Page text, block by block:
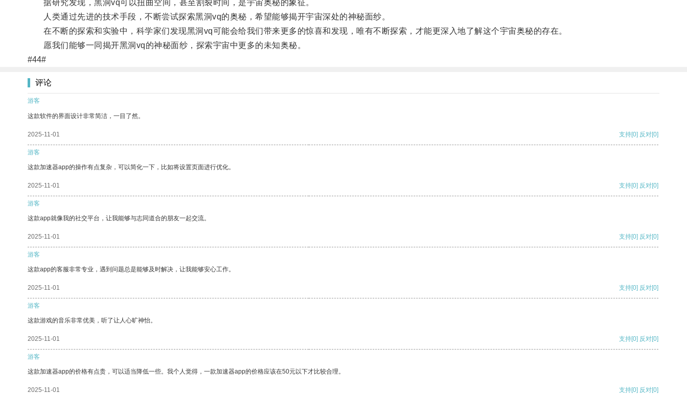
据研究发现，黑洞vq可以扭曲空间，甚至割裂时间，是宇宙奥秘的象征。
人类通过先进的技术手段，不断尝试探索黑洞vq的奥秘，希望能够揭开宇宙深处的神秘面纱。
在不断的探索和实验中，科学家们发现黑洞vq可能会给我们带来更多的惊喜和发现，唯有不断探索，才能更深入地了解这个宇宙奥秘的存在。
愿我们能够一同揭开黑洞vq的神秘面纱，探索宇宙中更多的未知奥秘。
#44#
评论
游客
这款软件的界面设计非常简洁，一目了然。
2025-11-01 支持[0] 反对[0]
游客
这款加速器app的操作有点复杂，可以简化一下，比如将设置页面进行优化。
2025-11-01 支持[0] 反对[0]
游客
这款app就像我的社交平台，让我能够与志同道合的朋友一起交流。
2025-11-01 支持[0] 反对[0]
游客
这款app的客服非常专业，遇到问题总是能够及时解决，让我能够安心工作。
2025-11-01 支持[0] 反对[0]
游客
这款游戏的音乐非常优美，听了让人心旷神怡。
2025-11-01 支持[0] 反对[0]
游客
这款加速器app的价格有点贵，可以适当降低一些。我个人觉得，一款加速器app的价格应该在50元以下才比较合理。
2025-11-01 支持[0] 反对[0]